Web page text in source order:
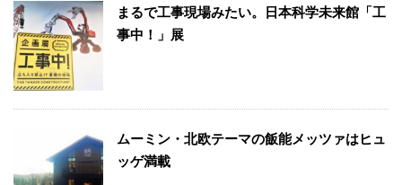
まるで工事現場みたい。日本科学未来館「工
事中！」展
ムーミン・北欧テーマの飯能メッツァはヒュ
ッゲ満載